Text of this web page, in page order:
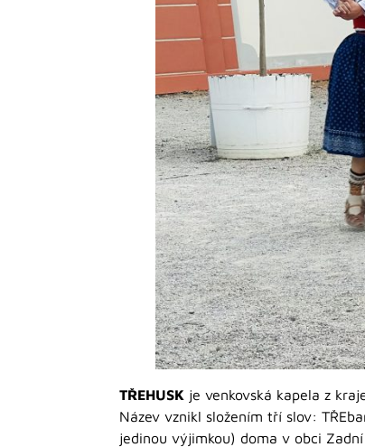
TŘEHUSK je venkovská kapela z
Název vznikl složením tří slov:
jedinou výjimkou) doma v obci Zadní